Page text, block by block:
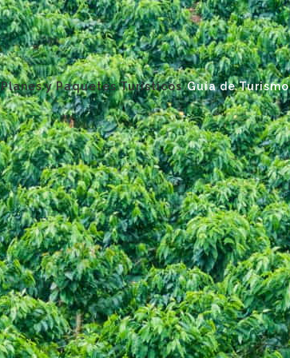
Planes y Paquetes Turísticos Guía de Turismo